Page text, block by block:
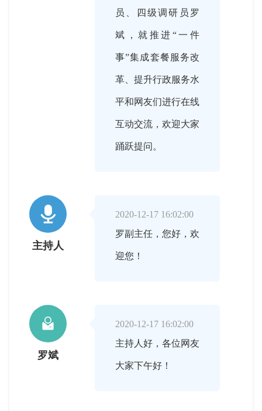
员、四级调研员罗
斌，就推进“一件
事”集成套餐服务改
革、提升行政服务水
平和网友们进行在线
互动交流，欢迎大家
踊跃提问。

主持人
2020-12-17 16:02:00
罗副主任，您好，欢
迎您！

罗斌
2020-12-17 16:02:00
主持人好，各位网友
大家下午好！